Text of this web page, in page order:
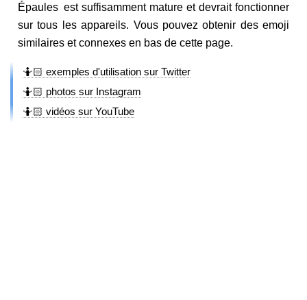
Épaules est suffisamment mature et devrait fonctionner
sur tous les appareils. Vous pouvez obtenir des emoji
similaires et connexes en bas de cette page.
🤷🏻 exemples d'utilisation sur Twitter
🤷🏻 photos sur Instagram
🤷🏻 vidéos sur YouTube